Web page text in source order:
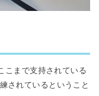
こまで支持されている
されているということ